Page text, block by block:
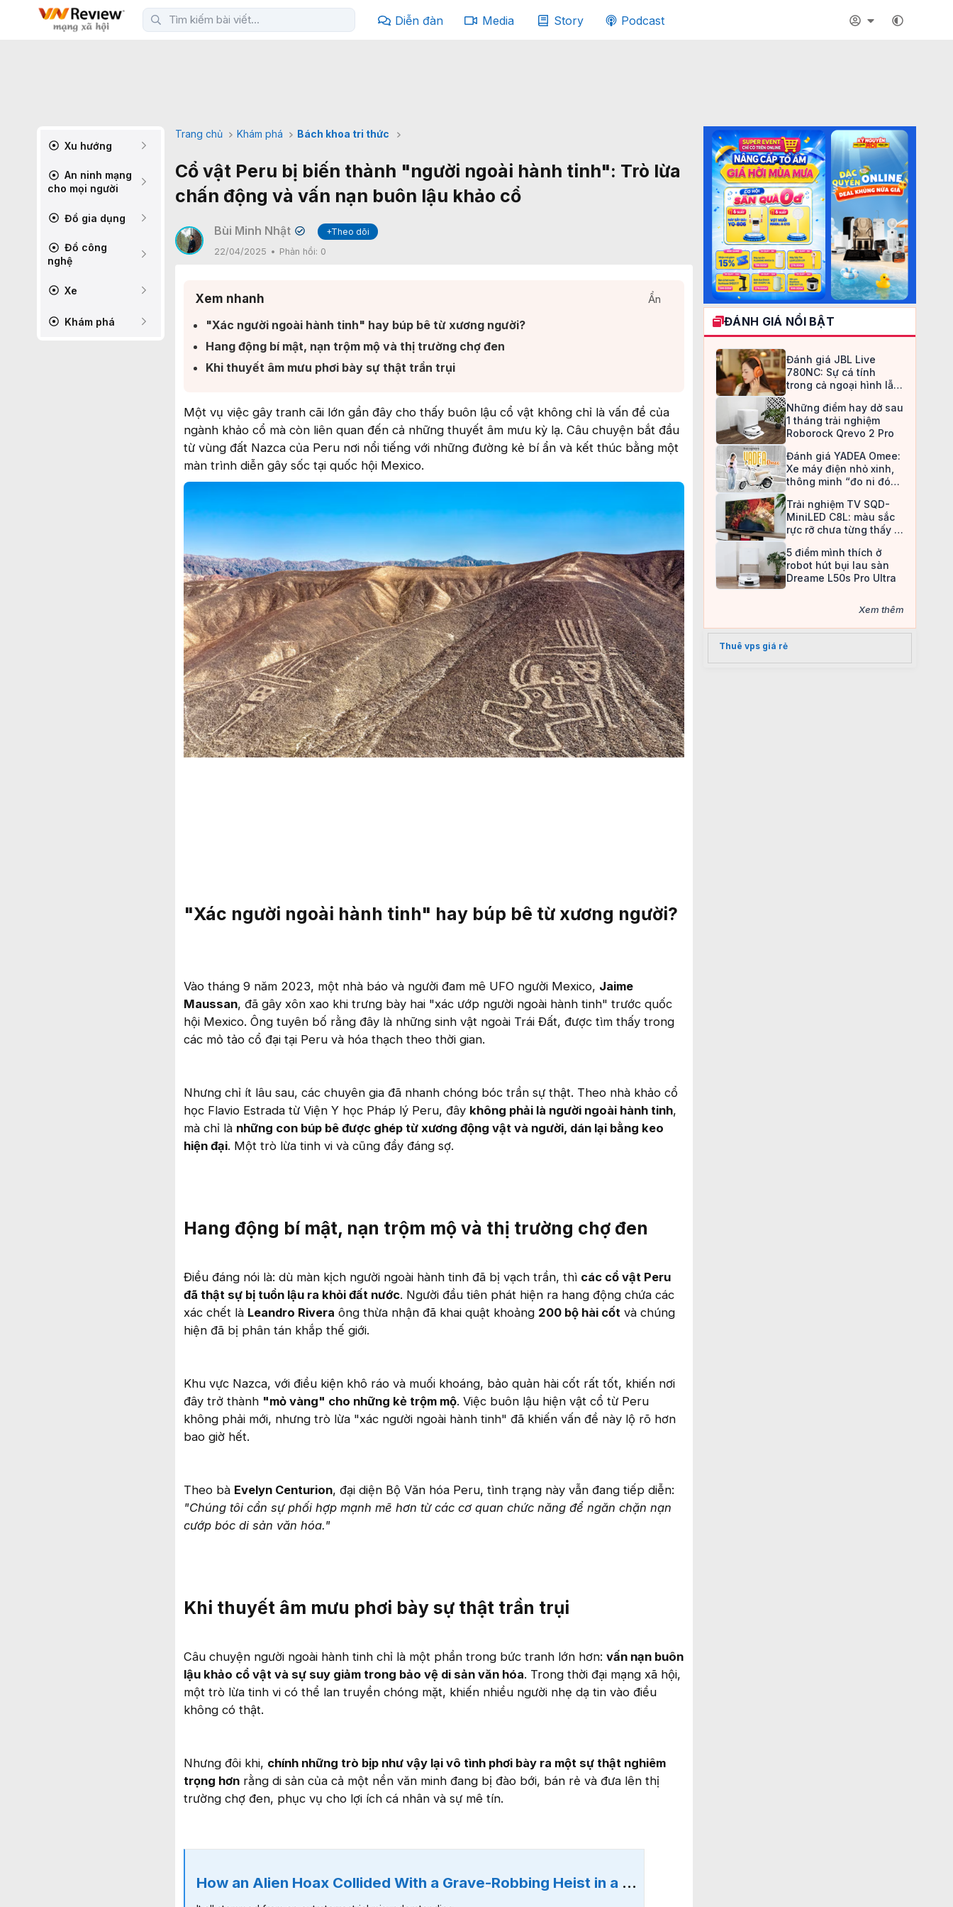
Diễn đàn Media Story Podcast
Xu hướng
An ninh mạng
cho mọi người
Đồ gia dụng
Đồ công
nghệ
Xe
Khám phá
Trang chủ Khám phá Bách khoa tri thức
Cổ vật Peru bị biến thành "người ngoài hành tinh": Trò lừa
chấn động và vấn nạn buôn lậu khảo cổ
Bùi Minh Nhật ✔
+Theo dõi
22/04/2025
Phản hồi: 0
Xem nhanh Ẩn
"Xác người ngoài hành tinh" hay búp bê từ xương người?​
Hang động bí mật, nạn trộm mộ và thị trường chợ đen​
Khi thuyết âm mưu phơi bày sự thật trần trụi​
Một vụ việc gây tranh cãi lớn gần đây cho thấy buôn lậu cổ vật không chỉ là vấn đề của
ngành khảo cổ mà còn liên quan đến cả những thuyết âm mưu kỳ lạ. Câu chuyện bắt đầu
từ vùng đất Nazca của Peru nơi nổi tiếng với những đường kẻ bí ẩn và kết thúc bằng một
màn trình diễn gây sốc tại quốc hội Mexico.
"Xác người ngoài hành tinh" hay búp bê từ xương người?​
Vào tháng 9 năm 2023, một nhà báo và người đam mê UFO người Mexico, Jaime
Maussan, đã gây xôn xao khi trưng bày hai "xác ướp người ngoài hành tinh" trước quốc
hội Mexico. Ông tuyên bố rằng đây là những sinh vật ngoài Trái Đất, được tìm thấy trong
các mỏ tảo cổ đại tại Peru và hóa thạch theo thời gian.
Nhưng chỉ ít lâu sau, các chuyên gia đã nhanh chóng bóc trần sự thật. Theo nhà khảo cổ
học Flavio Estrada từ Viện Y học Pháp lý Peru, đây không phải là người ngoài hành tinh,
mà chỉ là những con búp bê được ghép từ xương động vật và người, dán lại bằng keo
hiện đại. Một trò lừa tinh vi và cũng đầy đáng sợ.
Hang động bí mật, nạn trộm mộ và thị trường chợ đen​
Điều đáng nói là: dù màn kịch người ngoài hành tinh đã bị vạch trần, thì các cổ vật Peru
đã thật sự bị tuồn lậu ra khỏi đất nước. Người đầu tiên phát hiện ra hang động chứa các
xác chết là Leandro Rivera ông thừa nhận đã khai quật khoảng 200 bộ hài cốt và chúng
hiện đã bị phân tán khắp thế giới.
Khu vực Nazca, với điều kiện khô ráo và muối khoáng, bảo quản hài cốt rất tốt, khiến nơi
đây trở thành "mỏ vàng" cho những kẻ trộm mộ. Việc buôn lậu hiện vật cổ từ Peru
không phải mới, nhưng trò lừa "xác người ngoài hành tinh" đã khiến vấn đề này lộ rõ hơn
bao giờ hết.
Theo bà Evelyn Centurion, đại diện Bộ Văn hóa Peru, tình trạng này vẫn đang tiếp diễn:
"Chúng tôi cần sự phối hợp mạnh mẽ hơn từ các cơ quan chức năng để ngăn chặn nạn
cướp bóc di sản văn hóa."
Khi thuyết âm mưu phơi bày sự thật trần trụi​
Câu chuyện người ngoài hành tinh chỉ là một phần trong bức tranh lớn hơn: vấn nạn buôn
lậu khảo cổ vật và sự suy giảm trong bảo vệ di sản văn hóa. Trong thời đại mạng xã hội,
một trò lừa tinh vi có thể lan truyền chóng mặt, khiến nhiều người nhẹ dạ tin vào điều
không có thật.
Nhưng đôi khi, chính những trò bịp như vậy lại vô tình phơi bày ra một sự thật nghiêm
trọng hơn rằng di sản của cả một nền văn minh đang bị đào bới, bán rẻ và đưa lên thị
trường chợ đen, phục vụ cho lợi ích cá nhân và sự mê tín.
How an Alien Hoax Collided With a Grave-Robbing Heist in a Secret Cave
ĐÁNH GIÁ NỔI BẬT
Đánh giá JBL Live
780NC: Sự cá tính
trong cả ngoại hình lẫn
Những điểm hay dở sau
1 tháng trải nghiệm
Roborock Qrevo 2 Pro
Đánh giá YADEA Omee:
Xe máy điện nhỏ xinh,
thông minh “đo ni đóng
Trải nghiệm TV SQD-
MiniLED C8L: màu sắc
rực rỡ chưa từng thấy ở
5 điểm mình thích ở
robot hút bụi lau sàn
Dreame L50s Pro Ultra
Xem thêm
Thuê vps giá rẻ